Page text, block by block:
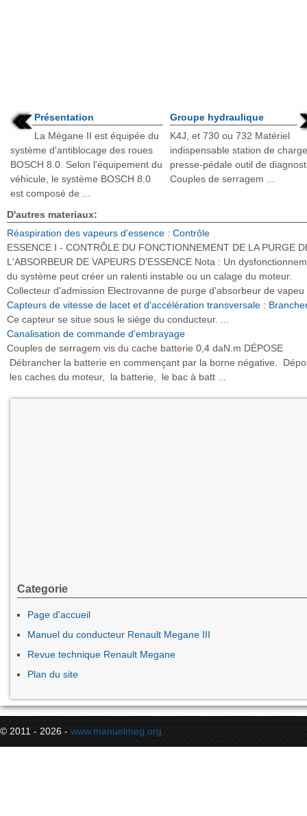
Présentation
La Mégane II est équipée du
système d'antiblocage des roues
BOSCH 8.0. Selon l'équipement du
véhicule, le système BOSCH 8.0
est composé de ...
Groupe hydraulique
K4J, et 730 ou 732 Matériel
indispensable station de
presse-pédale outil de
Couples de serragem ...
D'autres materiaux:
Réaspiration des vapeurs d'essence : Contrôle
ESSENCE I - CONTRÔLE DU FONCTIONNEMENT DE LA PURGE
L'ABSORBEUR DE VAPEURS D'ESSENCE Nota : Un
du système peut créer un ralenti instable ou un calage du moteur.
Collecteur d'admission Electrovanne de purge d'absorbeur de vapeu
Capteurs de vitesse de lacet et d'accélération transversale :
Ce capteur se situe sous le siège du conducteur. ...
Canalisation de commande d'embrayage
Couples de serragem vis du cache batterie 0,4 daN.m DÉPOSE
Débrancher la batterie en commençant par la borne négative.
les caches du moteur, la batterie, le bac à batt ...
Categorie
Page d'accueil
Manuel du conducteur Renault Megane III
Revue technique Renault Megane
Plan du site
© 2011 - 2026 - www.manuelmeg.org